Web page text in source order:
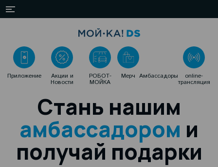
Приложение Акции и
Новости
РОБОТ-
МОЙКА
Мерч Амбассадоры online-
трансляция
Стань нашим
амбассадором и
получай подарки